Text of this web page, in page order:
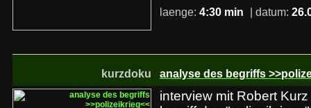
laenge: 4:30 min | datum:
kurzdoku analyse des begriffs
interview mit Robert